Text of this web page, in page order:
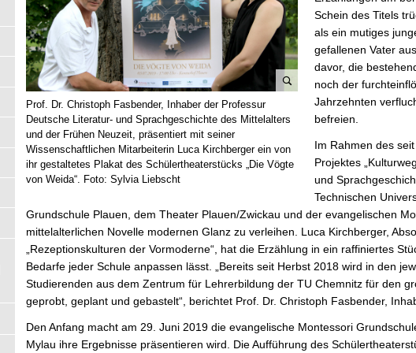
B
i
l
d
v
e
g
r
ö
ß
e
r
n
Prof. Dr. Christoph Fasbender, Inhaber der Professur
Deutsche Literatur- und Sprachgeschichte des Mittelalters
und der Frühen Neuzeit, präsentiert mit seiner
Wissenschaftlichen Mitarbeiterin Luca Kirchberger ein von
ihr gestaltetes Plakat des Schülertheaterstücks „Die Vögte
von Weida“. Foto: Sylvia Liebscht
Schein des Titels
als ein mutiges
gefallenen Vater
davor, die
noch der
Jahrzehnten
befreien.
Im Rahmen des
Projektes
und
Technischen
Grundschule Plauen, dem Theater Plauen/Zwickau und der evangelischen
mittelalterlichen Novelle modernen Glanz zu verleihen. Luca Kirchberger,
„Rezeptionskulturen der Vormoderne“, hat die Erzählung in ein raffiniertes
Bedarfe jeder Schule anpassen lässt. „Bereits seit Herbst 2018 wird in den
Studierenden aus dem Zentrum für Lehrerbildung der TU Chemnitz für den
geprobt, geplant und gebastelt“, berichtet Prof. Dr. Christoph Fasbender,
Den Anfang macht am 29. Juni 2019 die evangelische Montessori
Mylau ihre Ergebnisse präsentieren wird. Die Aufführung des